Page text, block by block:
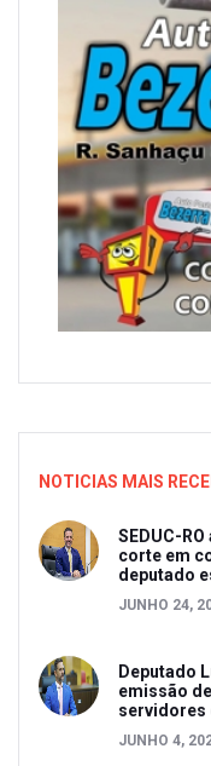
NOTICIAS MAIS
SEDUC-
corte em
deputado
JUNHO 24,
Deputado
emissão
servidores
JUNHO 4,